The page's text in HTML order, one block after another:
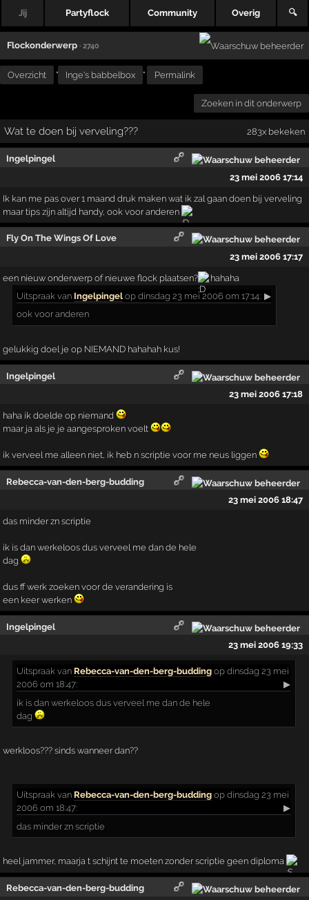
Jij Partyflock Community Overig 🔍
Flockonderwerp · 2740
Overzicht " Inge's babbelbox " Permalink
Zoeken in dit onderwerp
Wat te doen bij verveling??? 283x bekeken
Ingelpingel
23 mei 2006 17:14
Ik kan me pas over 1 maand druk maken wat ik zal gaan doen bij verveling
maar tips zijn altijd handy, ook voor anderen
Fly On The Wings Of Love
23 mei 2006 17:17
een nieuw onderwerp of nieuwe flock plaatsen?
hahaha
Uitspraak van Ingelpingel op dinsdag 23 mei 2006 om 17:14: ▶
ook voor anderen
gelukkig doel je op NIEMAND hahahah kus!
Ingelpingel
23 mei 2006 17:18
haha ik doelde op niemand
maar ja als je je aangesproken voelt
ik verveel me alleen niet, ik heb n scriptie voor me neus liggen
Rebecca-van-den-berg-budding
23 mei 2006 18:47
das minder zn scriptie
ik is dan werkeloos dus verveel me dan de hele
dag
dus ff werk zoeken voor de verandering is
een keer werken
Ingelpingel
23 mei 2006 19:33
Uitspraak van Rebecca-van-den-berg-budding op dinsdag 23 mei
2006 om 18:47:
▶
ik is dan werkeloos dus verveel me dan de hele
dag
werkloos??? sinds wanneer dan??
Uitspraak van Rebecca-van-den-berg-budding op dinsdag 23 mei
2006 om 18:47:
▶
das minder zn scriptie
heel jammer, maarja t schijnt te moeten zonder scriptie geen diploma
Rebecca-van-den-berg-budding